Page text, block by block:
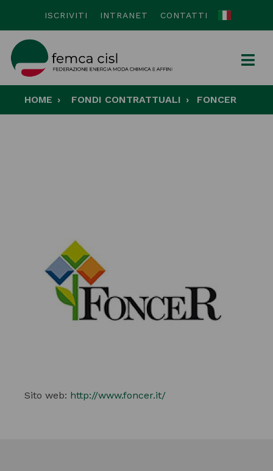
ISCRIVITI INTRANET CONTATTI
HOME FONDI CONTRATTUALI FONCER
Sito web: http://www.foncer.it/